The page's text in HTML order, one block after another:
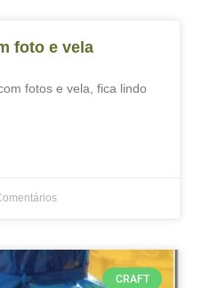
foto e vela
fotos e vela, fica lindo
CRAFT